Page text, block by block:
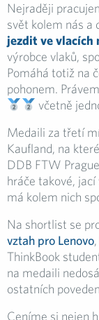
Nejraději
svět kolem nás a
jezdit ve vlacích
výrobce vlaků,
Pomáhá totiž na
pohonem.
včetně
Medaili za třetí
Kaufland, na
DDB FTW
hráče takové,
má kolem nich
Na shortlist se
vztah pro Lenovo
ThinkBook
na medaili
ostatních
Ceníme si nejen